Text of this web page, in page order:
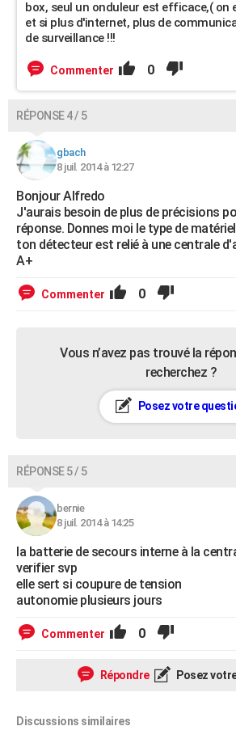
box, seul un onduleur est efficace,( on
et si plus d'internet, plus de
de surveillance !!!
Commenter 0
RÉPONSE 4 / 5
gbach
8 juil. 2014 à 12:27
Bonjour Alfredo
J'aurais besoin de plus de précisions
réponse. Donnes moi le type de
ton détecteur est relié à une centrale
A+
Commenter 0
Vous n’avez pas trouvé la
recherchez ?
Posez votre
RÉPONSE 5 / 5
bernie
8 juil. 2014 à 14:25
la batterie de secours interne à la
verifier svp
elle sert si coupure de tension
autonomie plusieurs jours
Commenter 0
Répondre Posez
Discussions similaires